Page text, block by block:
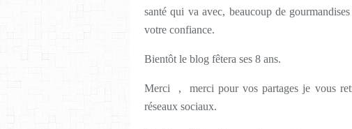
santé qui va avec, beaucoup de
votre confiance.
Bientôt le blog fêtera ses 8 ans.
Merci , merci pour vos partages je vous
réseaux sociaux.